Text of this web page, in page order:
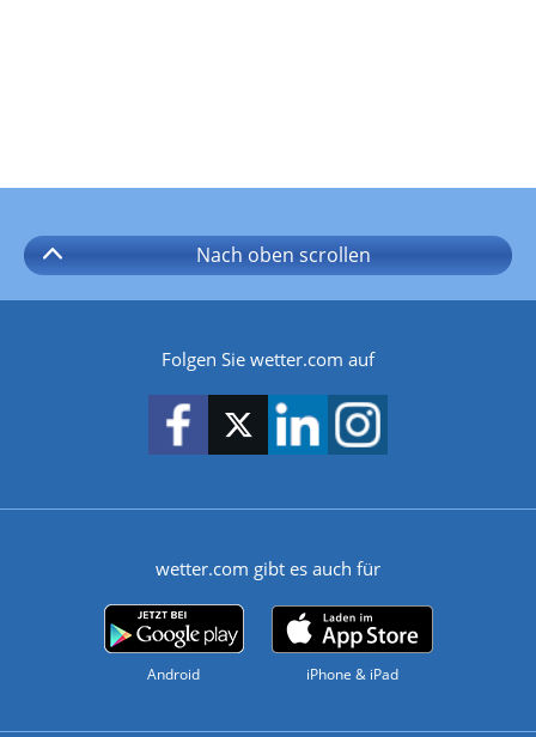
Nach oben scrollen
Folgen Sie wetter.com auf
wetter.com gibt es auch für
Android iPhone & iPad